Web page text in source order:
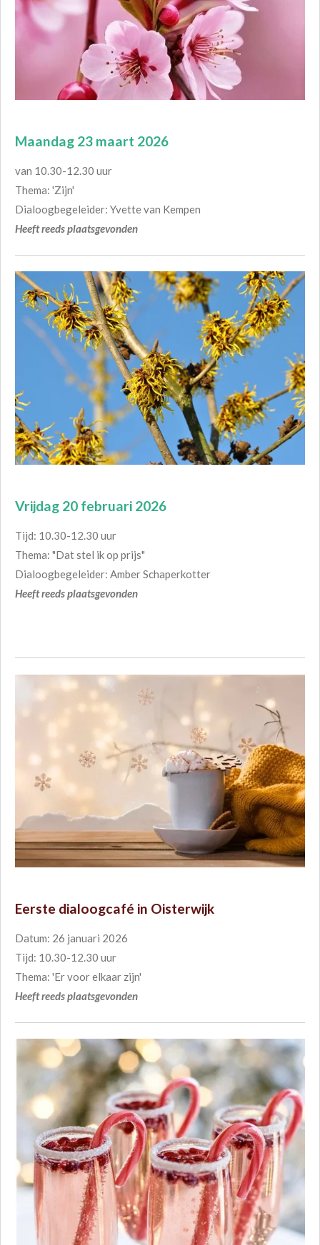
Maandag 23 maart 2026
van 10.30-12.30 uur
Thema: 'Zijn'
Dialoogbegeleider: Yvette van Kempen
Heeft reeds plaatsgevonden
Vrijdag 20 februari 2026
Tijd: 10.30-12.30 uur
Thema: "Dat stel ik op prijs"
Dialoogbegeleider: Amber Schaperkotter
Heeft reeds plaatsgevonden
Eerste dialoogcafé in Oisterwijk
Datum: 26 januari 2026
Tijd: 10.30-12.30 uur
Thema: 'Er voor elkaar zijn'
Heeft reeds plaatsgevonden